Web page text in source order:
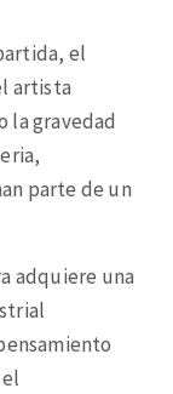
el
artista
la gravedad
parte de un
adquiere una